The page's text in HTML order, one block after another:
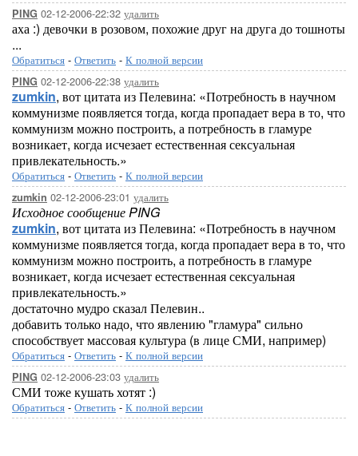
PING 02-12-2006-22:32 удалить
аха :) девочки в розовом, похожие друг на друга до тошноты
...
Обратиться - Ответить - К полной версии
PING 02-12-2006-22:38 удалить
zumkin, вот цитата из Пелевина: «Потребность в научном
коммунизме появляется тогда, когда пропадает вера в то, что
коммунизм можно построить, а потребность в гламуре
возникает, когда исчезает естественная сексуальная
привлекательность.»
Обратиться - Ответить - К полной версии
zumkin 02-12-2006-23:01 удалить
Исходное сообщение PING
zumkin, вот цитата из Пелевина: «Потребность в научном
коммунизме появляется тогда, когда пропадает вера в то, что
коммунизм можно построить, а потребность в гламуре
возникает, когда исчезает естественная сексуальная
привлекательность.»
достаточно мудро сказал Пелевин..
добавить только надо, что явлению "гламура" сильно
способствует массовая культура (в лице СМИ, например)
Обратиться - Ответить - К полной версии
PING 02-12-2006-23:03 удалить
СМИ тоже кушать хотят :)
Обратиться - Ответить - К полной версии